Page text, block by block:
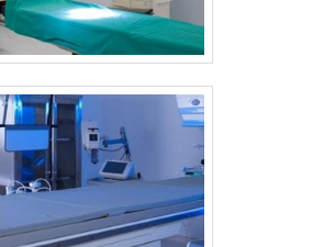
uma equipe de
regularmente e
qualidade, comprova sua
o melhor para todos os
sobre a empresa, os
Se preferir, entre em
nossos consultores e
.